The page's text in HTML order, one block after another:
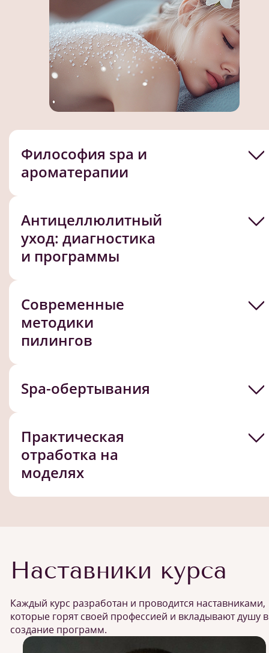
Философия spa и
ароматерапии
Антицеллюлитный
уход: диагностика
и программы
Современные
методики
пилингов
Spa-обертывания
Практическая
отработка на
моделях
Наставники курса
Каждый курс разработан и проводится наставниками,
которые горят своей профессией и вкладывают душу в
создание программ.